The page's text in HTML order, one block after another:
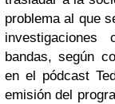
problema al que
bandas, según
en el pódcast
emisión del